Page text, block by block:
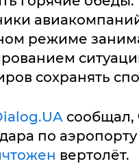
режиме
сохранять
сообщал,
по
вертолёт.